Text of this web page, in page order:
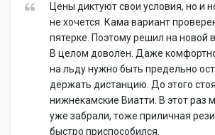
Цены диктуют свои условия, но и
не хочется. Кама вариант
пятерке. Поэтому решил на новой
В целом доволен. Даже
на льду нужно быть предельно
держать дистанцию. До этого
нижнекамские Виатти. В этот раз
уже забрали, тоже приличная
быстро приспособился.